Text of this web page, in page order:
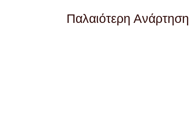
Παλαιότερη Ανάρτηση